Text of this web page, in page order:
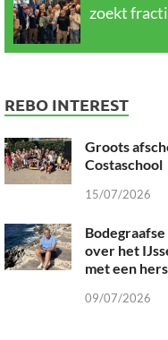
zoekt
REBO INTEREST
Groots
Costaschool
15/07/2026
over het
met een
09/07/2026